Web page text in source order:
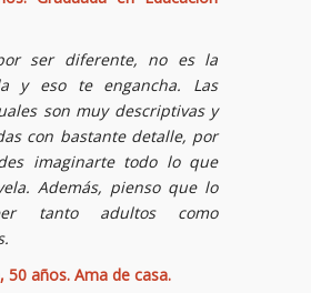
ser diferente, no es la
y eso te engancha. Las
son muy descriptivas y
con bastante detalle, por
imaginarte todo lo que
Además, pienso que lo
tanto adultos como
50 años. Ama de casa.